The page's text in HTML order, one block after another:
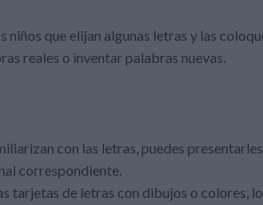
niños que elijan algunas letras y las
reales o inventar palabras nuevas.
con las letras, puedes
correspondiente.
tarjetas de letras con dibujos o colores,